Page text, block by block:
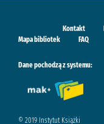
Kontakt
Mapa bibliotek
FAQ
Dane pochodzą z systemu:
© 2019 Instytut Książki